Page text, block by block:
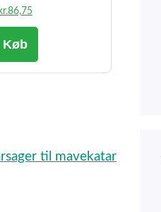
kr.86,75
Køb
til mavekatar